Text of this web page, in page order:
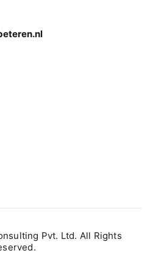
Pvt. Ltd. All Rights